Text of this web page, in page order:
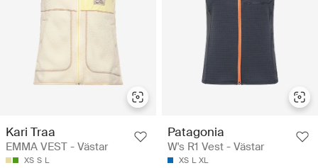
Kari Traa
EMMA VEST - Västar
XS S L
Patagonia
W's R1 Vest - Västar
XS L XL